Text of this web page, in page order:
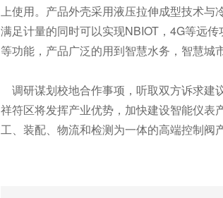
上使用。产品外壳采用液压拉伸成型技术与
满足计量的同时可以实现NBIOT，4G等远
等功能，产品广泛的用到智慧水务，智慧城
调研谋划校地合作事项，听取双方诉求建
祥符区将发挥产业优势，加快建设智能仪表
工、装配、物流和检测为一体的高端控制阀